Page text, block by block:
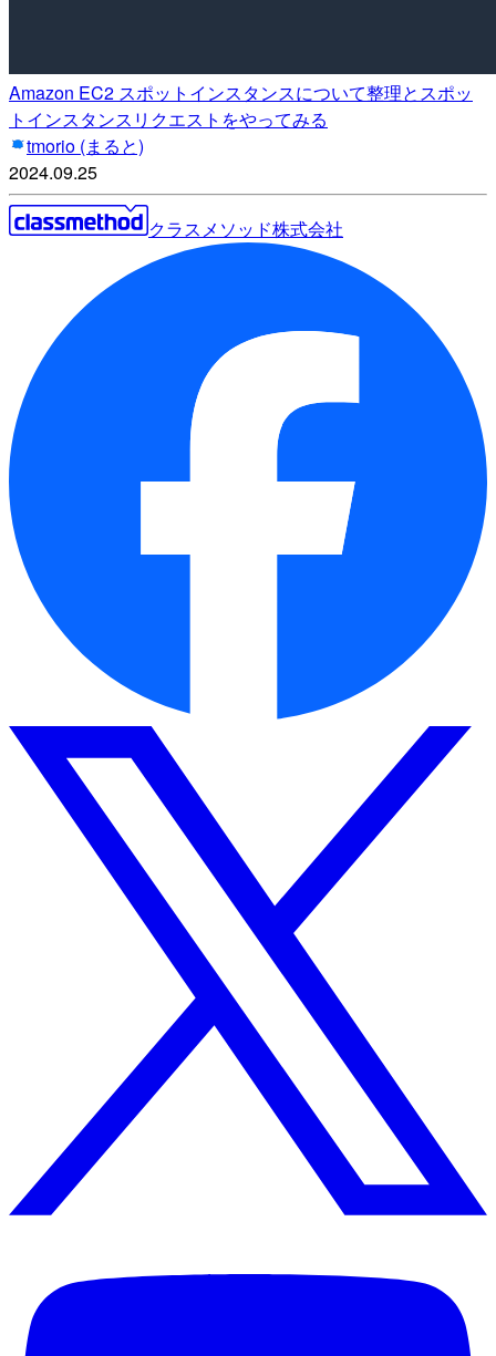
Amazon EC2 スポットインスタンスについて整理とスポッ
トインスタンスリクエストをやってみる
tmorio (まると)
2024.09.25
クラスメソッド株式会社